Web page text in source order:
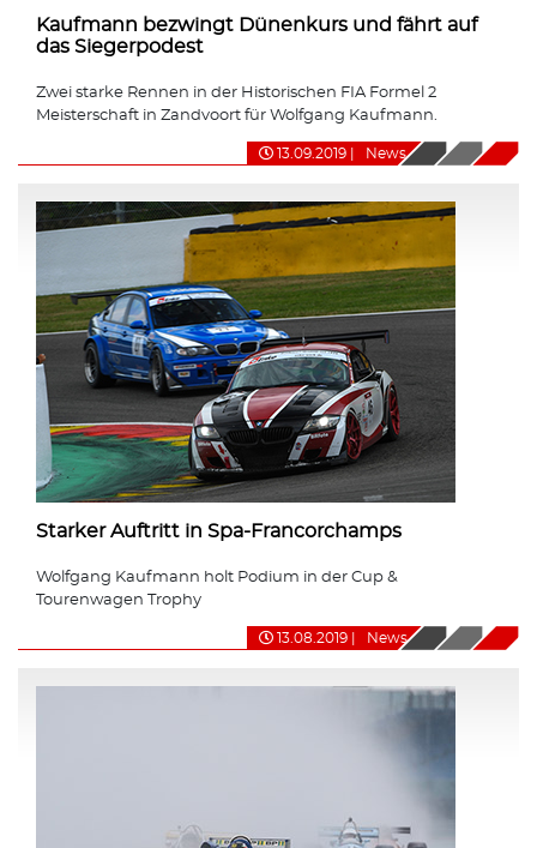
Kaufmann bezwingt Dünenkurs und fährt auf
das Siegerpodest
Zwei starke Rennen in der Historischen FIA Formel 2
Meisterschaft in Zandvoort für Wolfgang Kaufmann.
13.09.2019 News
Starker Auftritt in Spa-Francorchamps
Wolfgang Kaufmann holt Podium in der Cup &
Tourenwagen Trophy
13.08.2019 News